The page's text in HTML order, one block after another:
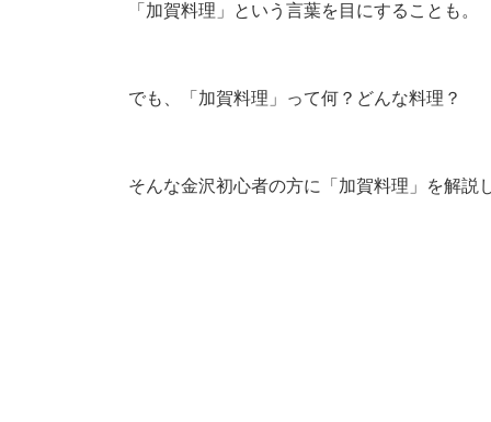
「加賀料理」という言葉を目にすることも。
でも、「加賀料理」って何？どんな料理？
そんな金沢初心者の方に「加賀料理」を解説